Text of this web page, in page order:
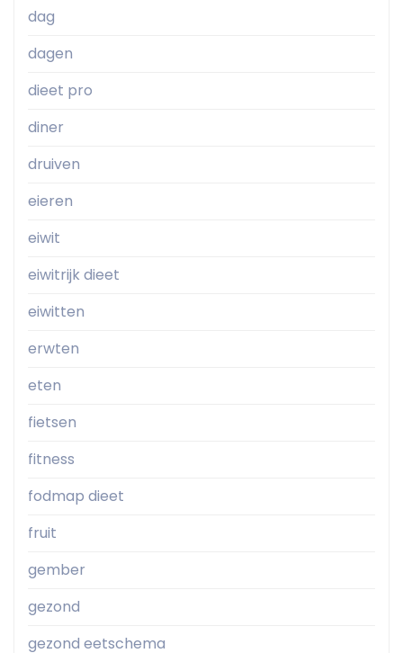
dag
dagen
dieet pro
diner
druiven
eieren
eiwit
eiwitrijk dieet
eiwitten
erwten
eten
fietsen
fitness
fodmap dieet
fruit
gember
gezond
gezond eetschema